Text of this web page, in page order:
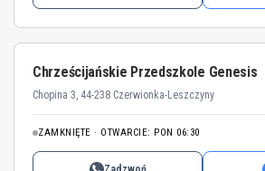
Chrześcijańskie Przedszkole Genesis
Chopina 3, 44-238 Czerwionka-Leszczyny
ZAMKNIĘTE · OTWARCIE: PON 06:30